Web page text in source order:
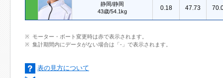
静岡/静岡
43歳/54.1kg
0.18
47.73
モーター・ボート変更時は赤で表示されます。
集計期間内にデータがない場合は「-」で表示されます。
表の見方について